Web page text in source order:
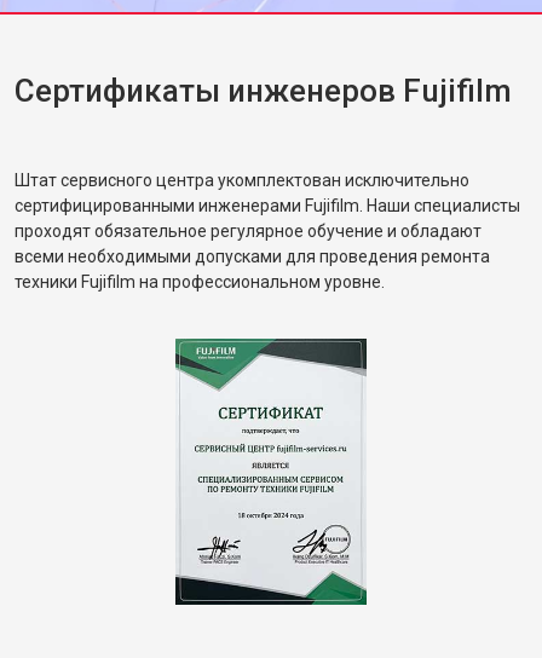
Сертификаты инженеров Fujifilm
Штат сервисного центра укомплектован исключительно
сертифицированными инженерами Fujifilm. Наши специалисты
проходят обязательное регулярное обучение и обладают
всеми необходимыми допусками для проведения ремонта
техники Fujifilm на профессиональном уровне.